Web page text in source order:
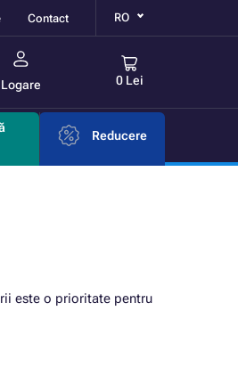
Contact RO
Logare 0 Lei
Reducere
este o prioritate pentru